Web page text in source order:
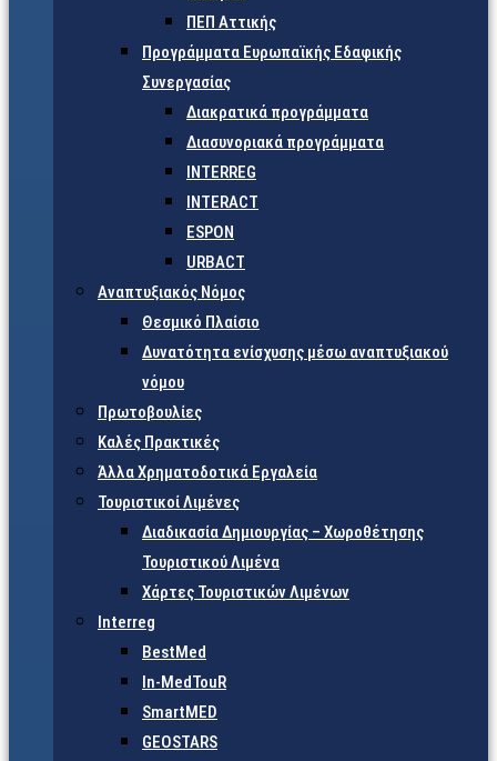
ΠΕΠ Αττικής
Προγράμματα Ευρωπαϊκής Εδαφικής
Συνεργασίας
Διακρατικά προγράμματα
Διασυνοριακά προγράμματα
INTERREG
INTERACT
ESPON
URBACT
Αναπτυξιακός Νόμος
Θεσμικό Πλαίσιο
Δυνατότητα ενίσχυσης μέσω αναπτυξιακού
νόμου
Πρωτοβουλίες
Καλές Πρακτικές
Άλλα Χρηματοδοτικά Εργαλεία
Τουριστικοί Λιμένες
Διαδικασία Δημιουργίας – Χωροθέτησης
Τουριστικού Λιμένα
Χάρτες Τουριστικών Λιμένων
Interreg
BestMed
In-MedTouR
SmartMED
GEOSTARS